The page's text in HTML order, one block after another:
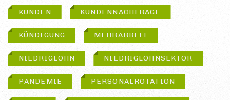
KUNDEN KUNDENNACHFRAGE
KÜNDIGUNG MEHRARBEIT
NIEDRIGLOHN NIEDRIGLOHNSEKTOR
PANDEMIE PERSONALROTATION